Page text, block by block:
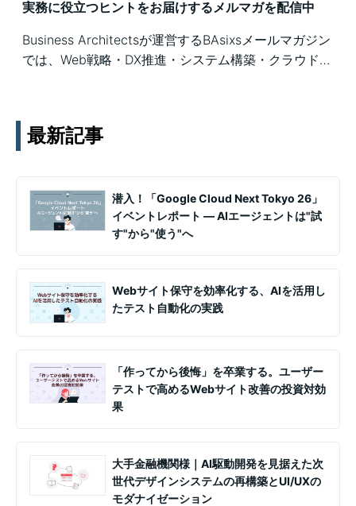
実務に役立つヒントをお届けするメルマガを配信中
Business Architectsが運営するBAsixsメールマガジン
では、Web戦略・DX推進・システム構築・クラウド活
最新記事
潜入！「Google Cloud Next Tokyo 26」
イベントレポート ― AIエージェントは"試
す"から"使う"へ
Webサイト保守を効率化する、AIを活用し
たテスト自動化の実践
「作ってから後悔」を卒業する。ユーザー
テストで高めるWebサイト改善の投資対効
果
大手金融機関様｜AI駆動開発を見据えた次
世代デザインシステムの再構築とUI/UXの
モダナイゼーション